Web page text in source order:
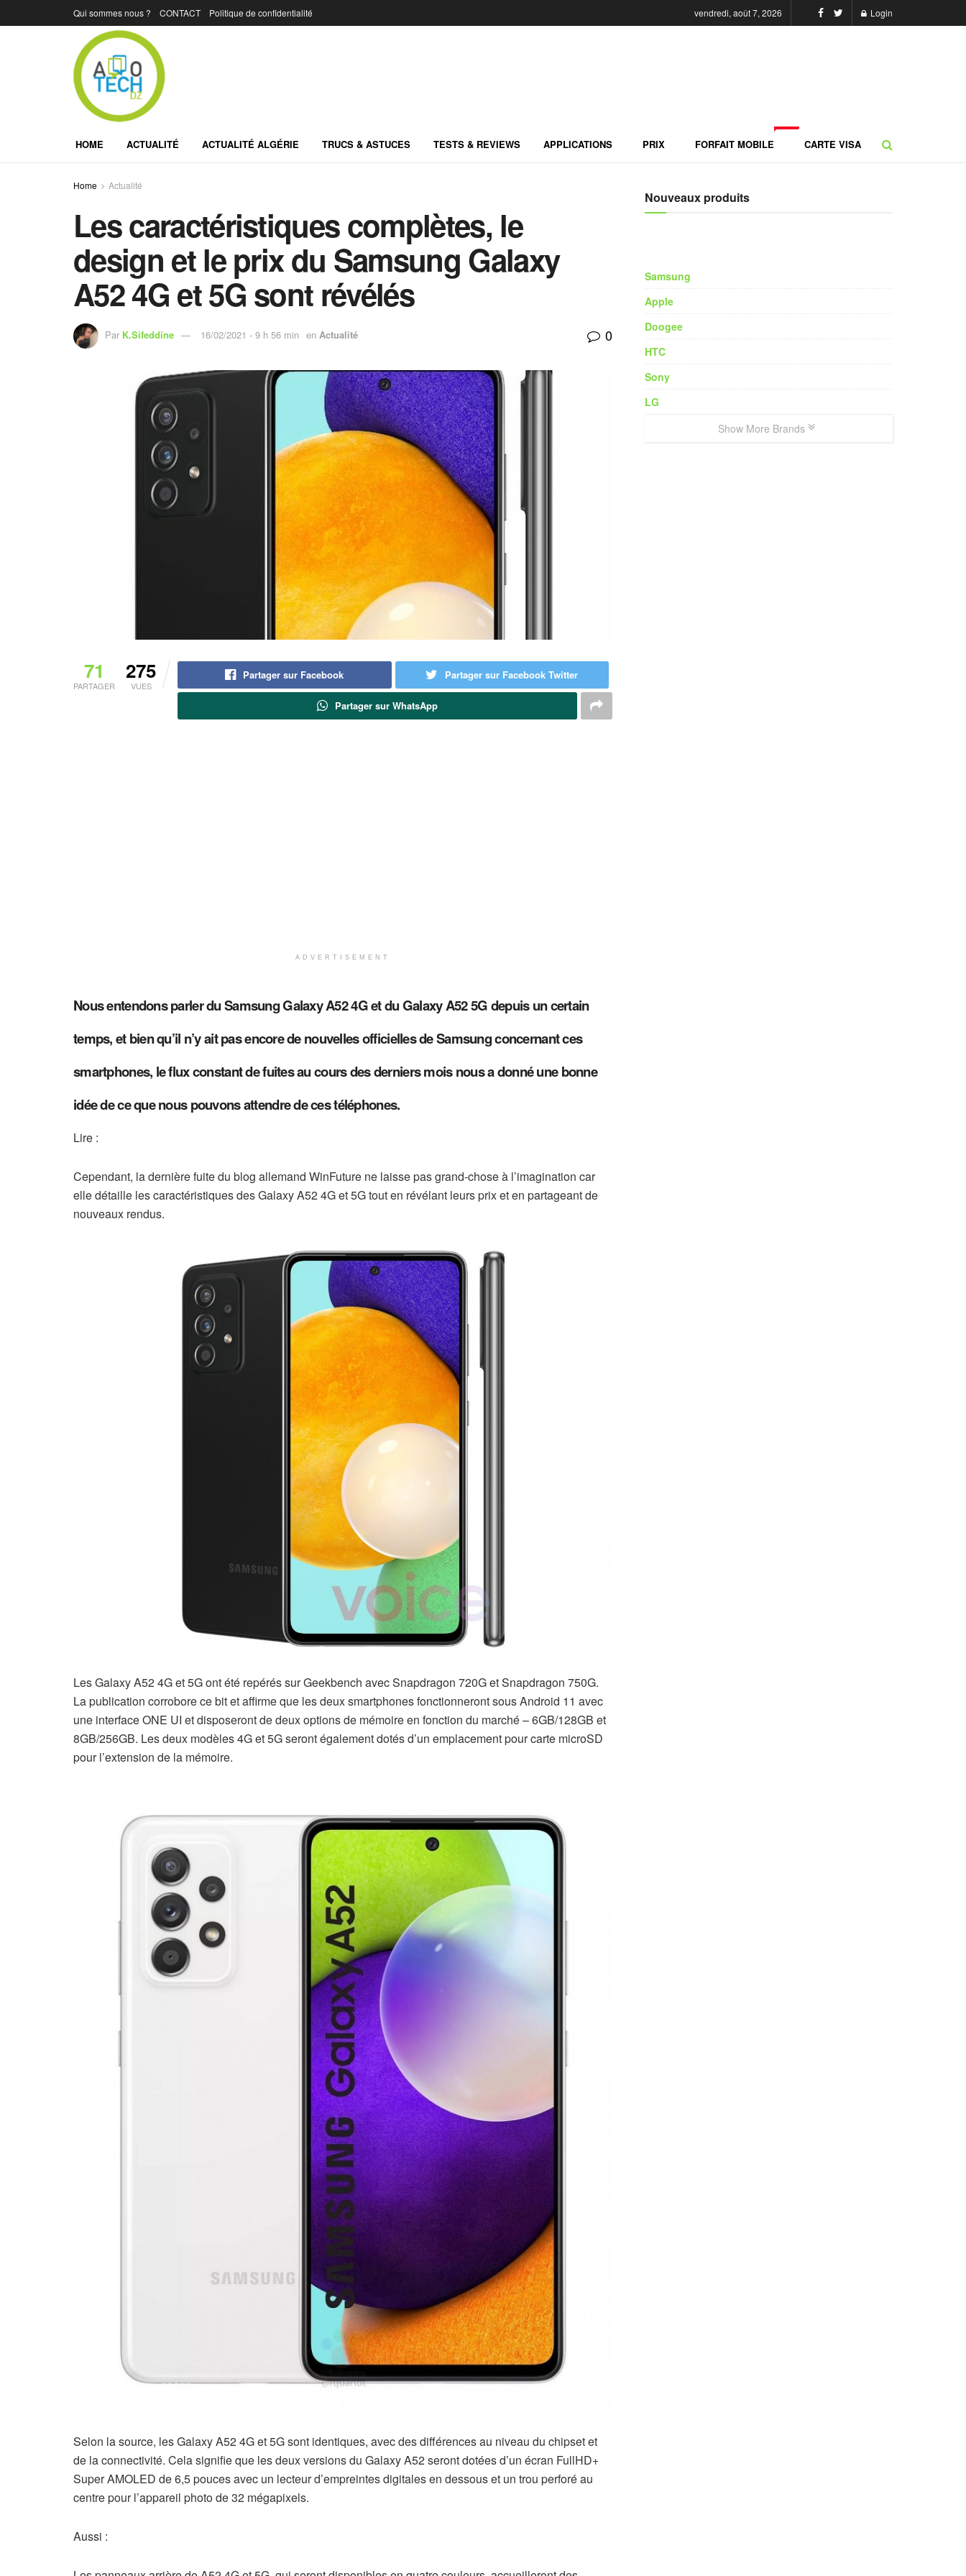
Qui sommes nous ? CONTACT Politique de confidentialité vendredi, août 7, 2026 Login
HOME ACTUALITÉ ACTUALITÉ ALGÉRIE TRUCS & ASTUCES TESTS & REVIEWS APPLICATIONS PRIX FORFAIT MOBILE CARTE VISA
Home Actualité
Les caractéristiques complètes, le
design et le prix du Samsung Galaxy
A52 4G et 5G sont révélés
Par K.Sifeddine 16/02/2021 - 9 h 56 min en Actualité 0
71
PARTAGER
275
VUES
Partager sur Facebook Partager sur Facebook Twitter
Partager sur WhatsApp
ADVERTISEMENT
Nous entendons parler du Samsung Galaxy A52 4G et du Galaxy A52 5G depuis un certain
temps, et bien qu’il n’y ait pas encore de nouvelles officielles de Samsung concernant ces
smartphones, le flux constant de fuites au cours des derniers mois nous a donné une bonne
idée de ce que nous pouvons attendre de ces téléphones.
Lire :
Cependant, la dernière fuite du blog allemand WinFuture ne laisse pas grand-chose à l’imagination car
elle détaille les caractéristiques des Galaxy A52 4G et 5G tout en révélant leurs prix et en partageant de
nouveaux rendus.
Les Galaxy A52 4G et 5G ont été repérés sur Geekbench avec Snapdragon 720G et Snapdragon 750G.
La publication corrobore ce bit et affirme que les deux smartphones fonctionneront sous Android 11 avec
une interface ONE UI et disposeront de deux options de mémoire en fonction du marché – 6GB/128GB et
8GB/256GB. Les deux modèles 4G et 5G seront également dotés d’un emplacement pour carte microSD
pour l’extension de la mémoire.
Selon la source, les Galaxy A52 4G et 5G sont identiques, avec des différences au niveau du chipset et
de la connectivité. Cela signifie que les deux versions du Galaxy A52 seront dotées d’un écran FullHD+
Super AMOLED de 6,5 pouces avec un lecteur d’empreintes digitales en dessous et un trou perforé au
centre pour l’appareil photo de 32 mégapixels.
Aussi :
Nouveaux produits
Samsung
Apple
Doogee
HTC
Sony
LG
Show More Brands